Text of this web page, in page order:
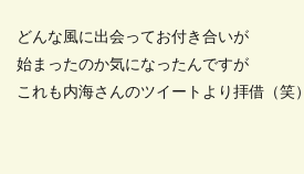
どんな風に出会ってお付き合いが
始まったのか気になったんですが
これも内海さんのツイートより拝借（笑）